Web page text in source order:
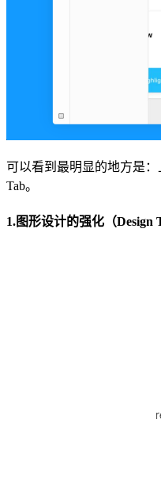
可以看到最明显的地方是：
Tab。
1.图形设计的强化（Design